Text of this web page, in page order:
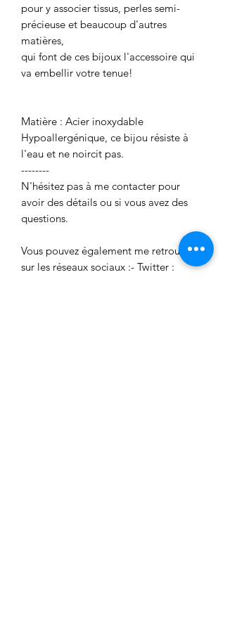
pour y associer tissus, perles semi-
précieuse et beaucoup d'autres
matières,
qui font de ces bijoux l'accessoire qui
va embellir votre tenue!
Matière : Acier inoxydable
Hypoallergénique, ce bijou résiste à
l'eau et ne noircit pas.
--------
N'hésitez pas à me contacter pour
avoir des détails ou si vous avez des
questions.
Vous pouvez également me retrouver
sur les réseaux sociaux :- Twitter :